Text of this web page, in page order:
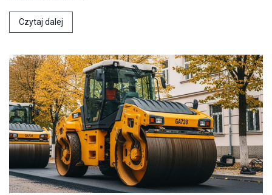
Czytaj dalej